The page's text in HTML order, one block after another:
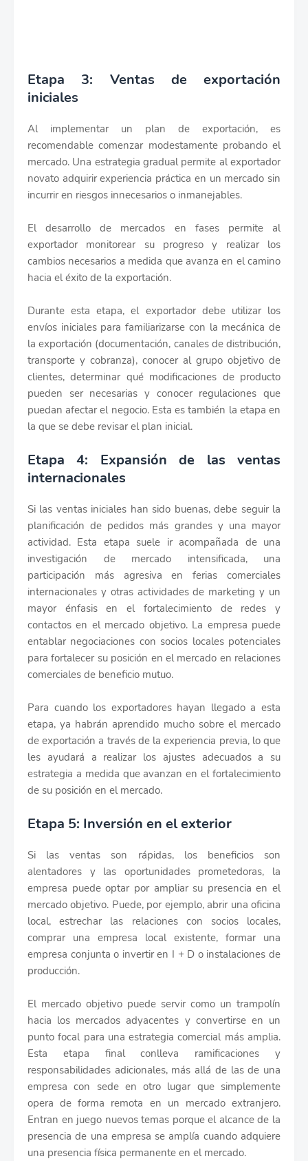
Etapa 3: Ventas de exportación
iniciales
Al implementar un plan de exportación, es
recomendable comenzar modestamente probando el
mercado. Una estrategia gradual permite al exportador
novato adquirir experiencia práctica en un mercado sin
incurrir en riesgos innecesarios o inmanejables.
El desarrollo de mercados en fases permite al
exportador monitorear su progreso y realizar los
cambios necesarios a medida que avanza en el camino
hacia el éxito de la exportación.
Durante esta etapa, el exportador debe utilizar los
envíos iniciales para familiarizarse con la mecánica de
la exportación (documentación, canales de distribución,
transporte y cobranza), conocer al grupo objetivo de
clientes, determinar qué modificaciones de producto
pueden ser necesarias y conocer regulaciones que
puedan afectar el negocio. Esta es también la etapa en
la que se debe revisar el plan inicial.
Etapa 4: Expansión de las ventas
internacionales
Si las ventas iniciales han sido buenas, debe seguir la
planificación de pedidos más grandes y una mayor
actividad. Esta etapa suele ir acompañada de una
investigación de mercado intensificada, una
participación más agresiva en ferias comerciales
internacionales y otras actividades de marketing y un
mayor énfasis en el fortalecimiento de redes y
contactos en el mercado objetivo. La empresa puede
entablar negociaciones con socios locales potenciales
para fortalecer su posición en el mercado en relaciones
comerciales de beneficio mutuo.
Para cuando los exportadores hayan llegado a esta
etapa, ya habrán aprendido mucho sobre el mercado
de exportación a través de la experiencia previa, lo que
les ayudará a realizar los ajustes adecuados a su
estrategia a medida que avanzan en el fortalecimiento
de su posición en el mercado.
Etapa 5: Inversión en el exterior
Si las ventas son rápidas, los beneficios son
alentadores y las oportunidades prometedoras, la
empresa puede optar por ampliar su presencia en el
mercado objetivo. Puede, por ejemplo, abrir una oficina
local, estrechar las relaciones con socios locales,
comprar una empresa local existente, formar una
empresa conjunta o invertir en I + D o instalaciones de
producción.
El mercado objetivo puede servir como un trampolín
hacia los mercados adyacentes y convertirse en un
punto focal para una estrategia comercial más amplia.
Esta etapa final conlleva ramificaciones y
responsabilidades adicionales, más allá de las de una
empresa con sede en otro lugar que simplemente
opera de forma remota en un mercado extranjero.
Entran en juego nuevos temas porque el alcance de la
presencia de una empresa se amplía cuando adquiere
una presencia física permanente en el mercado.